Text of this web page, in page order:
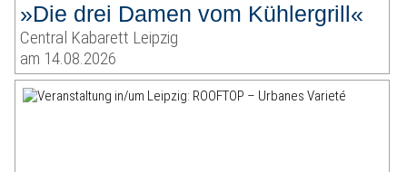
»Die drei Damen vom Kühlergrill«
Central Kabarett Leipzig
am 14.08.2026